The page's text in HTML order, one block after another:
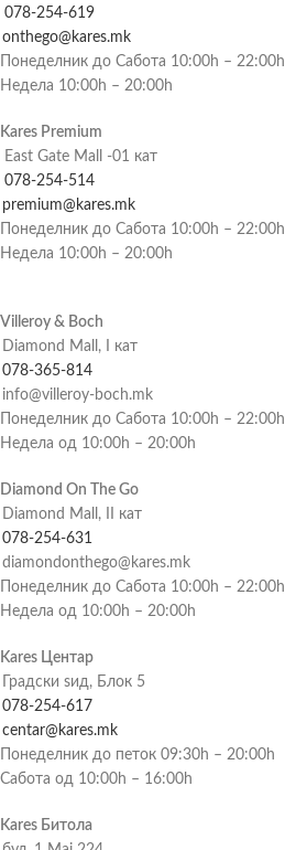
078-254-619
onthego@kares.mk
Понеделник до Сабота 10:00h – 22:00h
Недела 10:00h – 20:00h
Kares Premium
East Gate Mall -01 кат
078-254-514
premium@kares.mk
Понеделник до Сабота 10:00h – 22:00h
Недела 10:00h – 20:00h
Villeroy & Boch
Diamond Mall, I кат
078-365-814
info@villeroy-boch.mk
Понеделник до Сабота 10:00h – 22:00h
Недела од 10:00h – 20:00h
Diamond On The Go
Diamond Mall, II кат
078-254-631
diamondonthego@kares.mk
Понеделник до Сабота 10:00h – 22:00h
Недела од 10:00h – 20:00h
Kares Центар
Градски ѕид, Блок 5
078-254-617
centar@kares.mk
Понеделник до петок 09:30h – 20:00h
Сабота од 10:00h – 16:00h
Kares Битола